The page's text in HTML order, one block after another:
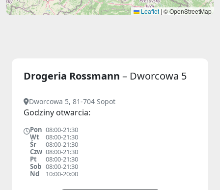
Leaflet | © OpenStreetMap
Drogeria Rossmann – Dworcowa 5
Dworcowa 5, 81-704 Sopot
Godziny otwarcia:
Pon 08:00-21:30
Wt
08:00-21:30
Śr
08:00-21:30
Czw 08:00-21:30
Pt
08:00-21:30
Sob 08:00-21:30
Nd
10:00-20:00